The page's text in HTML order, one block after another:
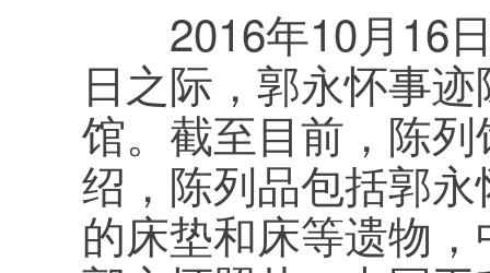
2016年10月16日
日之际，郭永怀事
馆。截至目前，陈
绍，陈列品包括郭
的床垫和床等遗物